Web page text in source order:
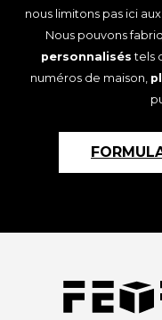
nous limitons pas ici
Nous pouvons
personnalisés tels
numéros de maison,